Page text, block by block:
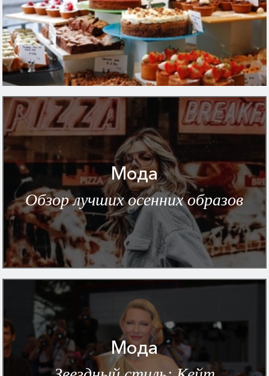
Мода
Обзор лучших осенних образов
Мода